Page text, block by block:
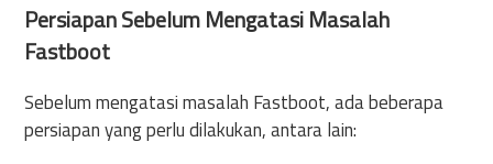
Persiapan Sebelum Mengatasi Masalah
Fastboot
Sebelum mengatasi masalah Fastboot, ada beberapa
persiapan yang perlu dilakukan, antara lain: